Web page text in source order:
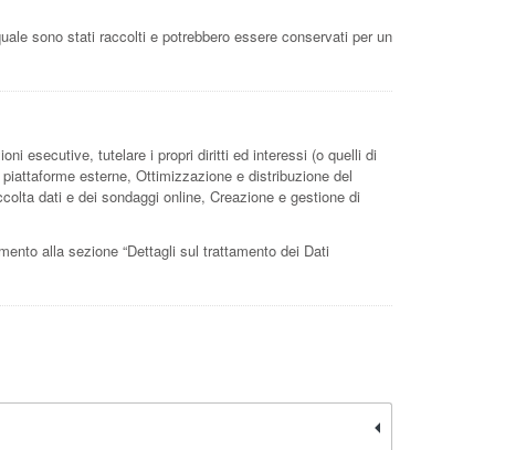
sono stati raccolti e potrebbero essere conservati per un
esecutive, tutelare i propri diritti ed interessi (o quelli di
esterne, Ottimizzazione e distribuzione del
dati e dei sondaggi online, Creazione e gestione di
alla sezione “Dettagli sul trattamento dei Dati